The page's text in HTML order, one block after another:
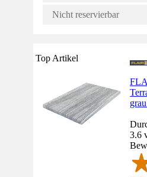
Nicht reservierbar
Top Artikel
3.6